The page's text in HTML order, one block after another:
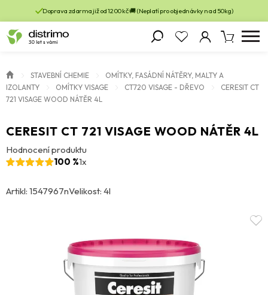
Doprava zdarma již od 1200 kč 🚚 (Neplatí pro objednávky nad 50kg)
STAVEBNÍ CHEMIE
OMÍTKY, FASÁDNÍ NÁTĚRY, MALTY A
IZOLANTY
OMÍTKY VISAGE CT720 VISAGE - DŘEVO
CERESIT CT
721 VISAGE WOOD NÁTĚR 4L
CERESIT CT 721 VISAGE WOOD NÁTĚR 4L
Hodnocení produktu
100 %1x
Artikl: 1547967nVelikost: 4l